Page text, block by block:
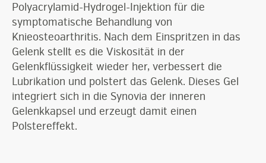
Polyacrylamid-Hydrogel-Injektion für die
symptomatische Behandlung von
Knieosteoarthritis. Nach dem Einspritzen in das
Gelenk stellt es die Viskosität in der
Gelenkflüssigkeit wieder her, verbessert die
Lubrikation und polstert das Gelenk. Dieses Gel
integriert sich in die Synovia der inneren
Gelenkkapsel und erzeugt damit einen
Polstereffekt.